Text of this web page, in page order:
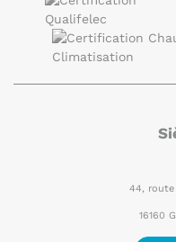
44, route
16160